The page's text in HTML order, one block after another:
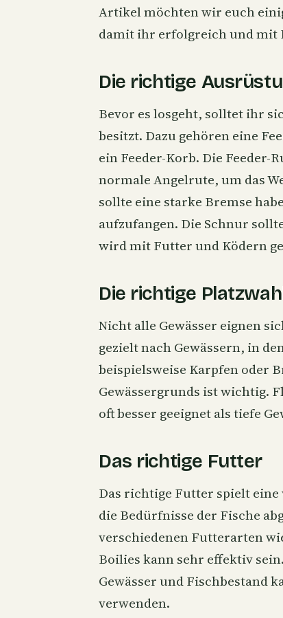
Artikel möchten wir euch
damit ihr erfolgreich und mit
Die richtige
Bevor es losgeht, solltet ihr
besitzt. Dazu gehören eine
ein Feeder-Korb. Die Feeder-
normale Angelrute, um das
sollte eine starke Bremse
aufzufangen. Die Schnur
wird mit Futter und Ködern
Die richtige
Nicht alle Gewässer eignen
gezielt nach Gewässern, in
beispielsweise Karpfenoder
Gewässergrunds ist wichtig.
oft besser geeignet als tiefe
Das richtige Futter
Das richtige Futter spielt eine
die Bedürfnisse der Fische
verschiedenen Futterarten
Boilies kann sehr effektiv
Gewässer und Fischbestand
verwenden.